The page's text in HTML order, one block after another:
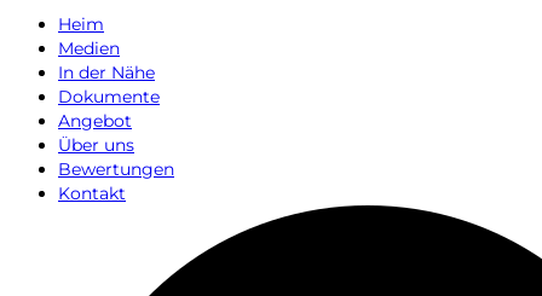
Heim
Medien
In der Nähe
Dokumente
Angebot
Über uns
Bewertungen
Kontakt